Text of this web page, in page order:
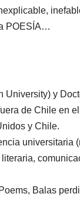
POESÍA…
University) y
de Chile en
y Chile.
universitaria
Balas